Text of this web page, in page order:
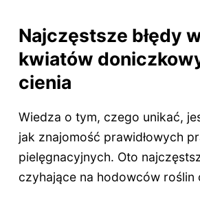
Najczęstsze błędy
kwiatów
cienia
Wiedza o tym, czego unikać,
jak znajomość prawidłowych
pielęgnacyjnych. Oto
czyhające na hodowców roślin